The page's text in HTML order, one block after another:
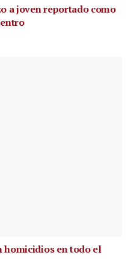
a joven reportado como
homicidios en todo el